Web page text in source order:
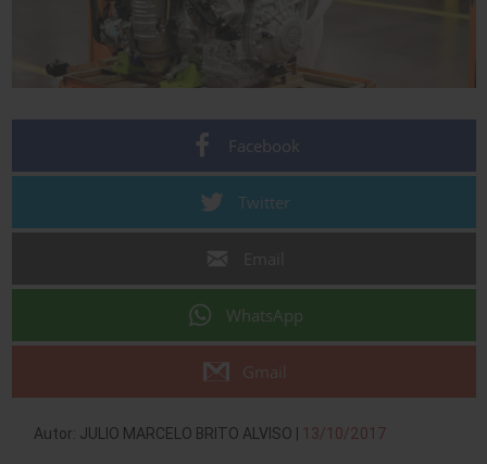
Facebook
Twitter
WhatsApp
Gmail
Autor: JULIO MARCELO BRITO ALVISO | 13/10/2017